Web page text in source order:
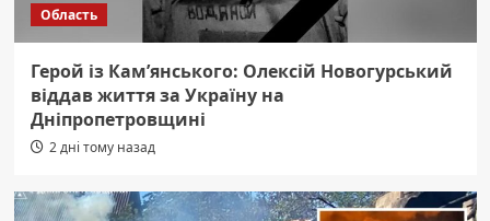
Область
Герой із Кам’янського: Олексій Новогурський
віддав життя за Україну на
Дніпропетровщині
2 дні тому назад